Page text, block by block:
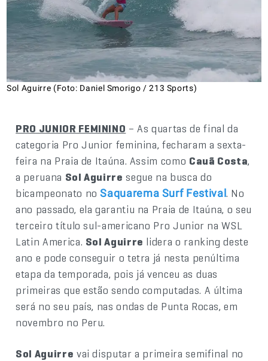
Sol Aguirre (Foto: Daniel Smorigo / 213 Sports)
PRO JUNIOR FEMININO – As quartas de final da
categoria Pro Junior feminina, fecharam a sexta-
feira na Praia de Itaúna. Assim como Cauã Costa,
a peruana Sol Aguirre segue na busca do
bicampeonato noSaquarema Surf Festival. No
ano passado, ela garantiu na Praia de Itaúna, o seu
terceiro título sul-americano Pro Junior na WSL
Latin America. Sol Aguirre lidera o ranking deste
ano e pode conseguir o tetra já nesta penúltima
etapa da temporada, pois já venceu as duas
primeiras que estão sendo computadas. A última
será no seu país, nas ondas de Punta Rocas, em
novembro no Peru.
Sol Aguirre vai disputar a primeira semifinal no